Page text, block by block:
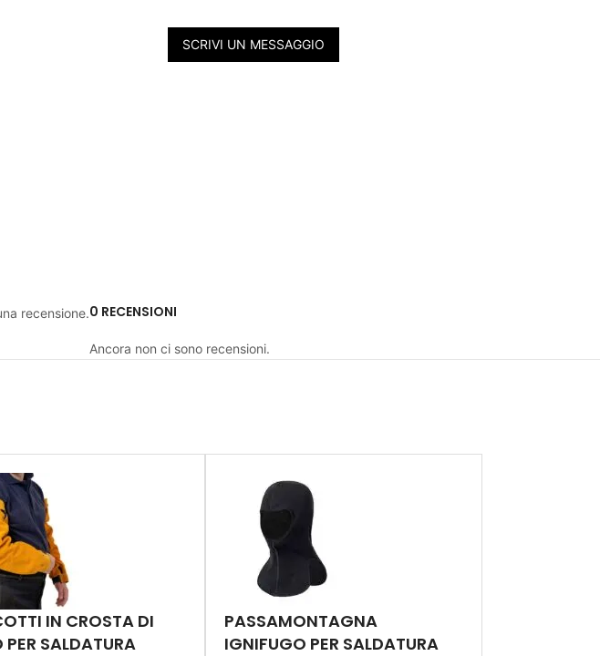
SCRIVI UN MESSAGGIO
0 RECENSIONI
Ancora non ci sono recensioni.
recensione.
IN CROSTA DI
SALDATURA
PASSAMONTAGNA
IGNIFUGO PER SALDATURA